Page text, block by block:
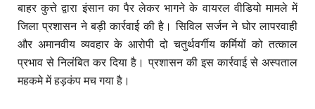
बाहर कुत्ते द्वारा इंसान का पैर लेकर भागने के वायरल वीडियो मामले में
जिला प्रशासन ने बड़ी कार्रवाई की है। सिविल सर्जन ने घोर लापरवाही
और अमानवीय व्यवहार के आरोपी दो चतुर्थवर्गीय कर्मियों को तत्काल
प्रभाव से निलंबित कर दिया है। प्रशासन की इस कार्रवाई से अस्पताल
महकमे में हड़कंप मच गया है।